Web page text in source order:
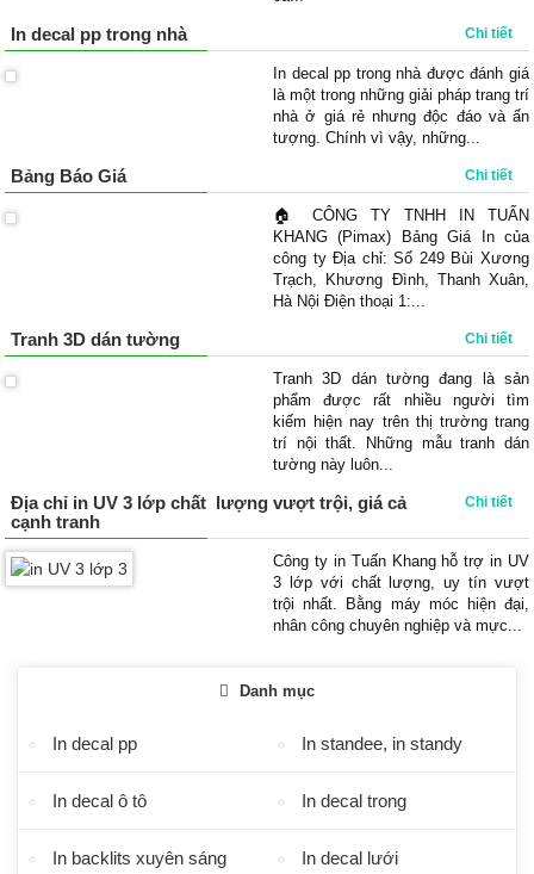
In decal pp trong nhà Chi tiết
In decal pp trong nhà được đánh giá
là một trong những giải pháp trang trí
nhà ở giá rẻ nhưng độc đáo và ấn
tượng. Chính vì vậy, những...
Bảng Báo Giá Chi tiết
🏠 CÔNG TY TNHH IN TUẤN
KHANG (Pimax) Bảng Giá In của
công ty Địa chỉ: Số 249 Bùi Xương
Trạch, Khương Đình, Thanh Xuân,
Hà Nội Điện thoại 1:...
Tranh 3D dán tường Chi tiết
Tranh 3D dán tường đang là sản
phẩm được rất nhiều người tìm
kiếm hiện nay trên thị trường trang
trí nội thất. Những mẫu tranh dán
tường này luôn...
Địa chỉ in UV 3 lớp chất lượng vượt trội, giá cả
cạnh tranh
Chi tiết
Công ty in Tuấn Khang hỗ trợ in UV
3 lớp với chất lượng, uy tín vượt
trội nhất. Bằng máy móc hiện đại,
nhân công chuyên nghiệp và mực...
Danh mục
In decal pp In standee, in standy
In decal ô tô In decal trong
In backlits xuyên sáng In decal lưới